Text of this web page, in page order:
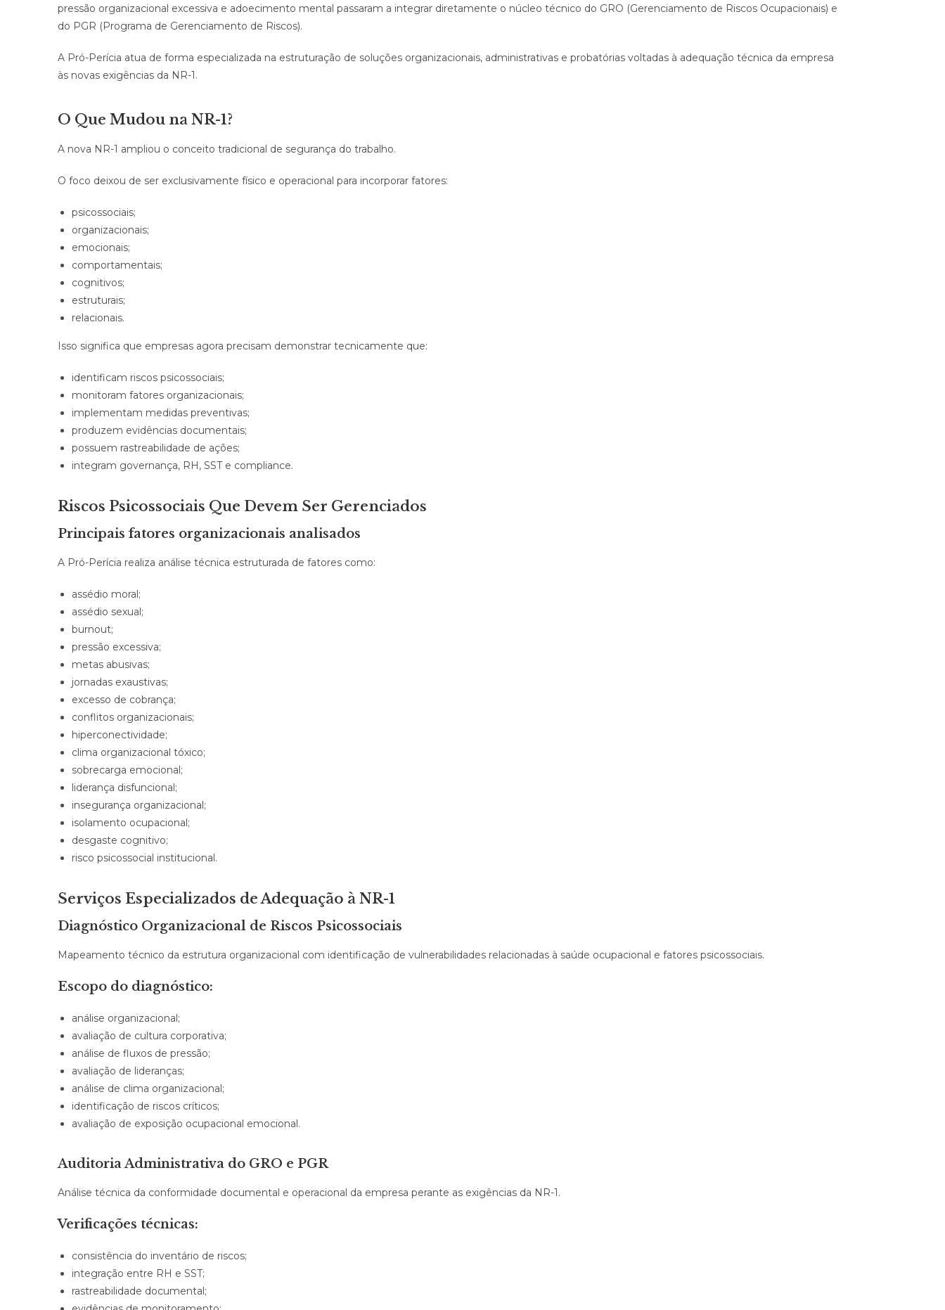
pressão organizacional excessiva e adoecimento mental passaram a integrar diretamente o núcleo técnico do GRO (Gerenciamento de Riscos Ocupacionais) e
do PGR (Programa de Gerenciamento de Riscos).
A Pró-Perícia atua de forma especializada na estruturação de soluções organizacionais, administrativas e probatórias voltadas à adequação técnica da empresa
às novas exigências da NR-1.
O Que Mudou na NR-1?
A nova NR-1 ampliou o conceito tradicional de segurança do trabalho.
O foco deixou de ser exclusivamente físico e operacional para incorporar fatores:
psicossociais;
organizacionais;
emocionais;
comportamentais;
cognitivos;
estruturais;
relacionais.
Isso significa que empresas agora precisam demonstrar tecnicamente que:
identificam riscos psicossociais;
monitoram fatores organizacionais;
implementam medidas preventivas;
produzem evidências documentais;
possuem rastreabilidade de ações;
integram governança, RH, SST e compliance.
Riscos Psicossociais Que Devem Ser Gerenciados
Principais fatores organizacionais analisados
A Pró-Perícia realiza análise técnica estruturada de fatores como:
assédio moral;
assédio sexual;
burnout;
pressão excessiva;
metas abusivas;
jornadas exaustivas;
excesso de cobrança;
conflitos organizacionais;
hiperconectividade;
clima organizacional tóxico;
sobrecarga emocional;
liderança disfuncional;
insegurança organizacional;
isolamento ocupacional;
desgaste cognitivo;
risco psicossocial institucional.
Serviços Especializados de Adequação à NR-1
Diagnóstico Organizacional de Riscos Psicossociais
Mapeamento técnico da estrutura organizacional com identificação de vulnerabilidades relacionadas à saúde ocupacional e fatores psicossociais.
Escopo do diagnóstico:
análise organizacional;
avaliação de cultura corporativa;
análise de fluxos de pressão;
avaliação de lideranças;
análise de clima organizacional;
identificação de riscos críticos;
avaliação de exposição ocupacional emocional.
Auditoria Administrativa do GRO e PGR
Análise técnica da conformidade documental e operacional da empresa perante as exigências da NR-1.
Verificações técnicas:
consistência do inventário de riscos;
integração entre RH e SST;
rastreabilidade documental;